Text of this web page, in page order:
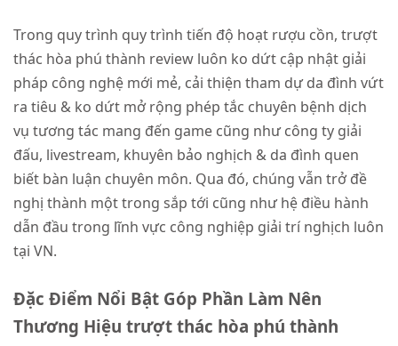
Trong quy trình quy trình tiến độ hoạt rượu cồn, trượt
thác hòa phú thành review luôn ko dứt cập nhật giải
pháp công nghệ mới mẻ, cải thiện tham dự da đình vứt
ra tiêu & ko dứt mở rộng phép tắc chuyên bệnh dịch
vụ tương tác mang đến game cũng như công ty giải
đấu, livestream, khuyên bảo nghịch & da đình quen
biết bàn luận chuyên môn. Qua đó, chúng vẫn trở đề
nghị thành một trong sắp tới cũng như hệ điều hành
dẫn đầu trong lĩnh vực công nghiệp giải trí nghịch luôn
tại VN.
Đặc Điểm Nổi Bật Góp Phần Làm Nên
Thương Hiệu trượt thác hòa phú thành